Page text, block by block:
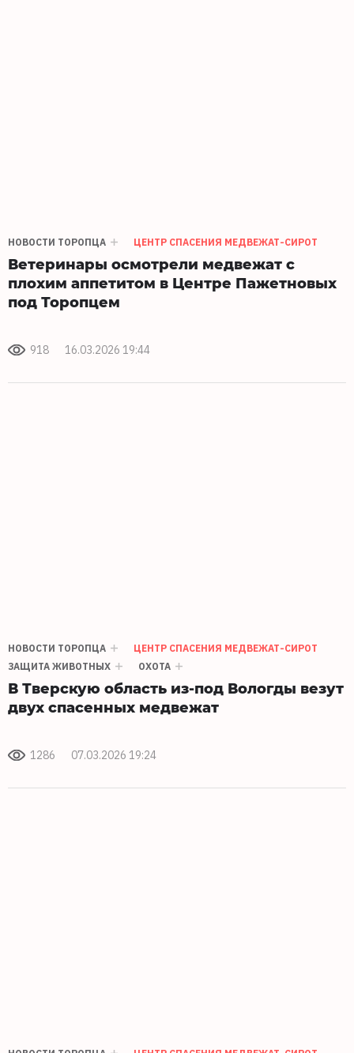
НОВОСТИ ТОРОПЦА ЦЕНТР СПАСЕНИЯ МЕДВЕЖАТ-СИРОТ
Ветеринары осмотрели медвежат с
плохим аппетитом в Центре Пажетновых
под Торопцем
918 16.03.2026 19:44
НОВОСТИ ТОРОПЦА
ЦЕНТР СПАСЕНИЯ МЕДВЕЖАТ-СИРОТ
ЗАЩИТА ЖИВОТНЫХ
ОХОТА
В Тверскую область из-под Вологды везут
двух спасенных медвежат
1286 07.03.2026 19:24